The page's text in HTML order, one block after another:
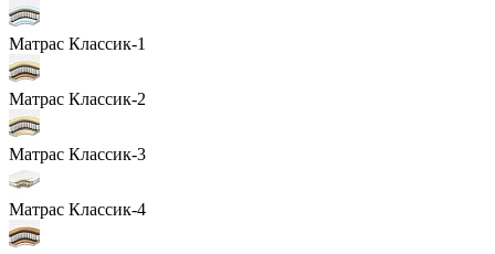
Матрас Классик-1
Матрас Классик-2
Матрас Классик-3
Матрас Классик-4